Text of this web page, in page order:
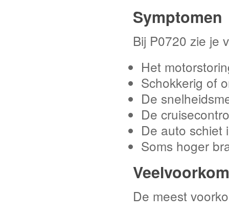
Symptomen
Bij P0720 zie je
Het
Schokkerig of
De
De
De auto schiet
Soms hoger
De meest